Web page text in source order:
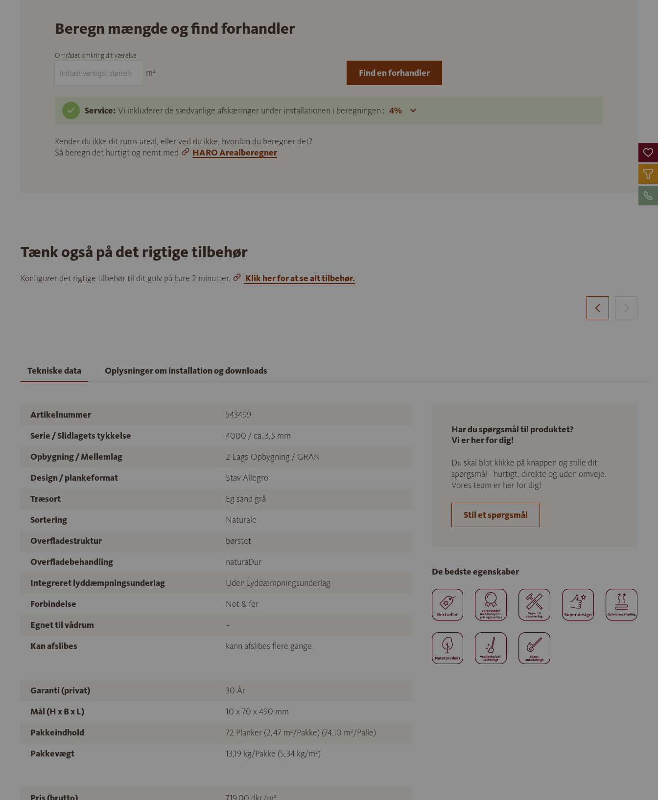
Beregn mængde og find forhandler
Området omkring dit værelse
m²
Service: Vi inkluderer de sædvanlige afskæringer under installationen i beregningen :
Kender du ikke dit rums areal, eller ved du ikke, hvordan du beregner det?
Så beregn det hurtigt og nemt med
HARO Arealberegner.
Find en forhandler
Tænk også på det rigtige tilbehør
Konfigurer det rigtige tilbehør til dit gulv på bare 2 minutter. Klik her for at se alt tilbehør.
Tekniske data Oplysninger om installation og downloads
Artikelnummer
543499
Serie / Slidlagets tykkelse
4000 / ca. 3,5 mm
Opbygning / Mellemlag
2-Lags-Opbygning / GRAN
Design / plankeformat
Stav Allegro
Træsort
Eg sand grå
Sortering
Naturale
Overfladestruktur
børstet
Overfladebehandling
naturaDur
Integreret lyddæmpningsunderlag
Uden Lyddæmpningsunderlag
Forbindelse
Not & fer
Egnet til vådrum
–
Kan afslibes
kann afslibes flere gange
Garanti (privat)
30 År
Mål (H x B x L)
10 x 70 x 490 mm
Pakkeindhold
72 Planker (2,47 m²/Pakke) (74,10 m²/Palle)
Pakkevægt
13,19 kg/Pakke (5,34 kg/m²)
Har du spørgsmål til produktet?
Vi er her for dig!
Du skal blot klikke på knappen og stille dit
spørgsmål - hurtigt, direkte og uden omveje.
Vores team er her for dig!
Stil et spørgsmål
De bedste egenskaber